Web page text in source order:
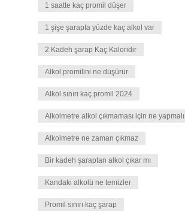
1 saatte kaç promil düşer
1 şişe şarapta yüzde kaç alkol var
2 Kadeh şarap Kaç Kaloridir
Alkol promilini ne düşürür
Alkol sınırı kaç promil 2024
Alkolmetre alkol çıkmaması için ne yapmalı
Alkolmetre ne zaman çıkmaz
Bir kadeh şaraptan alkol çıkar mı
Kandaki alkolü ne temizler
Promil sınırı kaç şarap